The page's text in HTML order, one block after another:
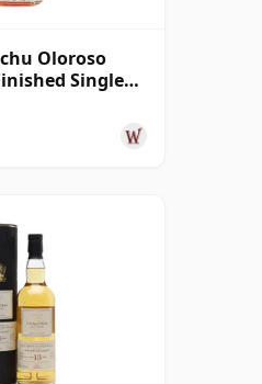
Oloroso
Single
산